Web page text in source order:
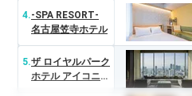
4.‐SPA RESORT‐
名古屋笠寺ホテル
5.ザ ロイヤルパーク
ホテル アイコニッ